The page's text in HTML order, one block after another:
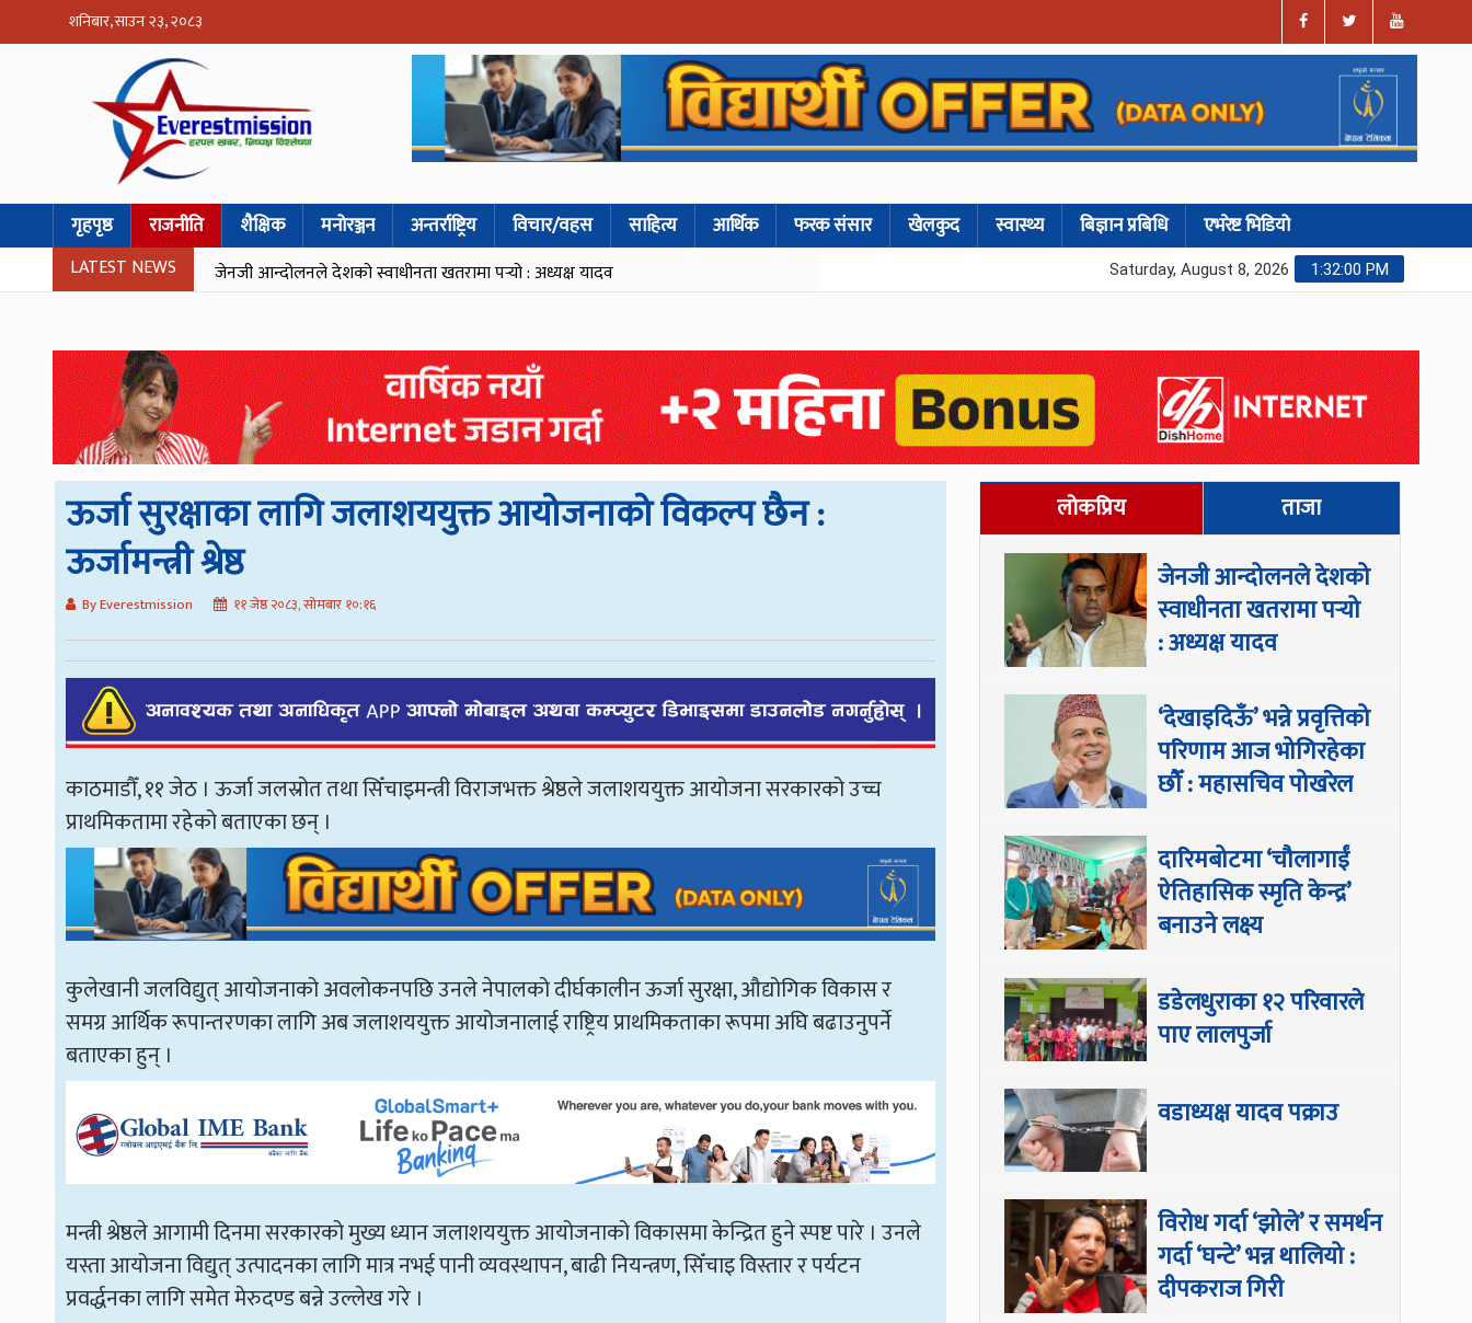
शनिबार, साउन २३, २०८३
गृहपृष्ठ राजनीति शैक्षिक मनोरञ्जन अन्तर्राष्ट्रिय विचार/वहस साहित्य आर्थिक फरक संसार खेलकुद स्वास्थ्य बिज्ञान प्रबिधि एभरेष्ट भिडियो
LATEST NEWS जेनजी आन्दोलनले देशको स्वाधीनता खतरामा पर्‍यो : अध्यक्ष यादव 1:32:01 PM
Saturday, August 8, 2026
ऊर्जा सुरक्षाका लागि जलाशययुक्त आयोजनाको विकल्प छैन :
ऊर्जामन्त्री श्रेष्ठ
By Everestmission ११ जेष्ठ २०८३, सोमबार १०:१६
काठमाडौँ, ११ जेठ । ऊर्जा जलस्रोत तथा सिँचाइमन्त्री विराजभक्त श्रेष्ठले जलाशययुक्त आयोजना सरकारको उच्च
प्राथमिकतामा रहेको बताएका छन् ।
कुलेखानी जलविद्युत् आयोजनाको अवलोकनपछि उनले नेपालको दीर्घकालीन ऊर्जा सुरक्षा, औद्योगिक विकास र
समग्र आर्थिक रूपान्तरणका लागि अब जलाशययुक्त आयोजनालाई राष्ट्रिय प्राथमिकताका रूपमा अघि बढाउनुपर्ने
बताएका हुन् ।
मन्त्री श्रेष्ठले आगामी दिनमा सरकारको मुख्य ध्यान जलाशययुक्त आयोजनाको विकासमा केन्द्रित हुने स्पष्ट पारे । उनले
यस्ता आयोजना विद्युत् उत्पादनका लागि मात्र नभई पानी व्यवस्थापन, बाढी नियन्त्रण, सिँचाइ विस्तार र पर्यटन
प्रवर्द्धनका लागि समेत मेरुदण्ड बन्ने उल्लेख गरे ।
लोकप्रिय ताजा
जेनजी आन्दोलनले देशको
स्वाधीनता खतरामा पर्‍यो
: अध्यक्ष यादव
‘देखाइदिऊँ’ भन्ने प्रवृत्तिको
परिणाम आज भोगिरहेका
छौँ : महासचिव पोखरेल
दारिमबोटमा ‘चौलागाईं
ऐतिहासिक स्मृति केन्द्र’
बनाउने लक्ष्य
डडेलधुराका १२ परिवारले
पाए लालपुर्जा
वडाध्यक्ष यादव पक्राउ
विरोध गर्दा ‘झोले’ र समर्थन
गर्दा ‘घन्टे’ भन्न थालियो :
दीपकराज गिरी